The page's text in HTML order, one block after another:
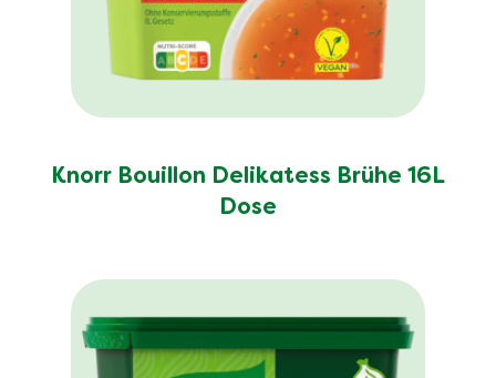
Knorr Bouillon Delikatess Brühe 16L
Dose